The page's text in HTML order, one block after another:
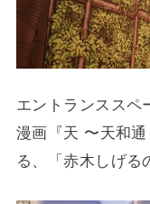
エントランススペ
漫画『天 〜天和
る、「赤木しげる